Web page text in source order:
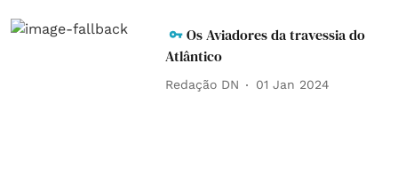
Os Aviadores da travessia do
Atlântico
Redação DN 01 Jan 2024